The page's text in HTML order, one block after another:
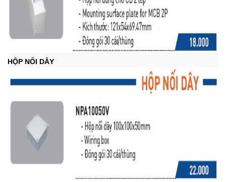
HỘP NỐI DÂY